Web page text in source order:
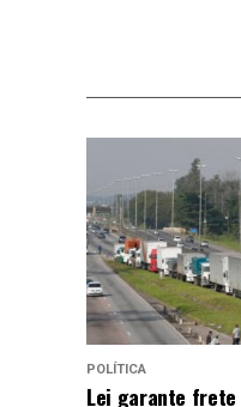
POLÍTICA
Lei garante